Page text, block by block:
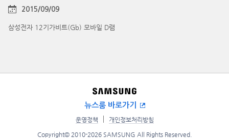
2015/09/09
삼성전자 12기가비트(Gb) 모바일 D램
뉴스룸 바로가기
운영정책 개인정보처리방침
Copyright© 2010-2026 SAMSUNG All Rights Reserved.